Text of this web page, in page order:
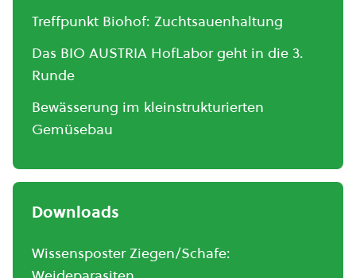
Treffpunkt Biohof: Zuchtsauenhaltung
Das BIO AUSTRIA HofLabor geht in die 3.
Runde
Bewässerung im kleinstrukturierten
Gemüsebau
Downloads
Wissensposter Ziegen/Schafe: